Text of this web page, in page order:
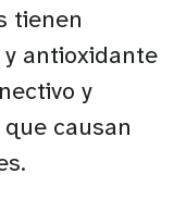
tienen
antioxidante
y
causan